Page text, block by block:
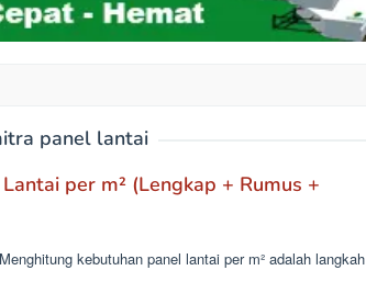
panel lantai
per m² (Lengkap + Rumus +
kebutuhan panel lantai per m² adalah langkah